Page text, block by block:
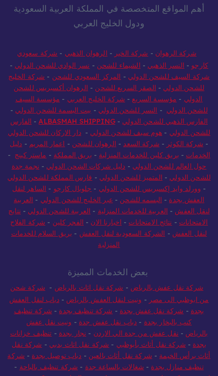
أهم المواقع المتخصصة في المملكة العربية السعودية
ودول الخليج العربي
شركة الرهوان -شركة الخير-الرهوان الذهبي-شركة سعودي
كارجو-النسر الذهبي-الشيماء للشحن -نسر الوادي للشحن الدولي-
شركة السيف للشحن الدولي -المركز السعودي للشحن -شركة الخليج
للشحن الدولي-الصقر السريع للشحن -الرهوان أكسبريس للشحن
الدولي-مؤسسة السريع شركة الخليج العربي- مؤسسة السيف
للشحن الدولي-النسر للشحن الدولي -بيت البسمة للشحن الدولي-
الفارس الذهبي للشحن الدولي-
ALBASMAH SHIPPING
-الفارس
للشحن الدولي-هوم سيف للشحن الدولي-دار الاركان للشحن الدولي
-شركة الكوثر-شركة السعد-الرهوان للشحن -اعمار المريم -دليل
الخدمات- بريق كلين للخدمات المنزلية- بريق المملكة-ماستر كينج
حول العالم للشحن الدولي -دليل شركات الشحن الدولي-نجمة جدة
للشحن الدولي-المتميز للشحن الدولي -فارس المملكة للشحن الدولي
وورلد وايد إكسبريس للشحن الدولي-جلوبال كارجو- الساهر لنقل
العفش بجدة-البسمه للشحن -عبر الخليج للشحن الدولي- العربية
لنقل العفش -العربية للخدمات المنزلية- العربية للشحن الدولي-نتايج
الامتحانات -نتائج الامتحانات- اخبارنا الان الفجر كلين
شركة الفلاح
لنقل العفش -الشركة السعودية لنقل العفش -بريق السلام للخدمات
المنزلية
بعض الخدمات المميزة
شركة نقل عفش بالرياض -شركة نقل اثاث بالرياض
شركة شحن
من ابوظبي الى مصر-ونيت لنقل العفش بالرياض -دباب لنقل العفش
بجدة -شركة نقل عفش بجدة -شركة تنظيف بجدة- شركة تنظيف
كنب بالبخار بجدة-دباب نقل عفش جدة-ونيت نقل عفش
بالرياض -نقل عفش من جدة الي الاردن نجار بجدة-تنظيف خزانات
بجدة-شركة نقل أثاث بأبوظبي-شركة نقل اثاث بدبي-شركة نقل
أثاث برأس الخيمة-شركة نقل أثاث بالعين -دباب توصيل بجدة- شركة
تنظيف منازل بجدة-شغالات بالساعة جدة- شركة تنظيف بالباحة-